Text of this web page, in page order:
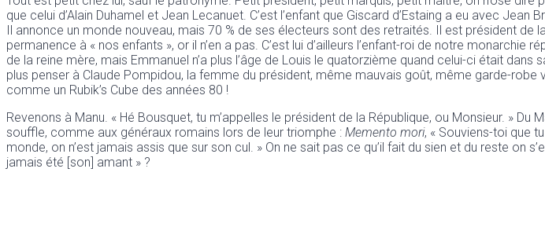
que celui d’Alain Duhamel et Jean Lecanuet. C’est l’enfant que Giscard d’Estaing a eu avec
Il annonce un monde nouveau, mais 70 % de ses électeurs sont des retraités. Il est président de
permanence à « nos enfants », or il n’en a pas. C’est lui d’ailleurs l’enfant-roi de notre
de la reine mère, mais Emmanuel n’a plus l’âge de Louis le quatorzième quand celui-ci était
plus penser à Claude Pompidou, la femme du président, même mauvais goût, même garde-robe
comme un Rubik’s Cube des années 80 !
Revenons à Manu. « Hé Bousquet, tu m’appelles le président de la République, ou Monsieur. »
souffle, comme aux généraux romains lors de leur triomphe : Memento mori, « Souviens-toi que
monde, on n’est jamais assis que sur son cul. » On ne sait pas ce qu’il fait du sien et du reste on
jamais été [son] amant » ?